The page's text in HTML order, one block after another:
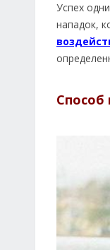
Успех
нападок,
Способ